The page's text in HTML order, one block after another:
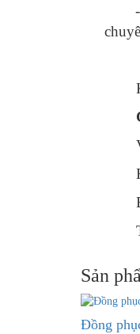
-
Sản
Đồng